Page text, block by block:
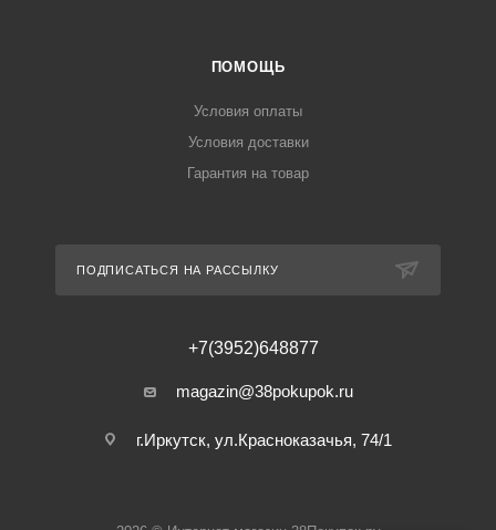
ПОМОЩЬ
Условия оплаты
Условия доставки
Гарантия на товар
ПОДПИСАТЬСЯ НА РАССЫЛКУ
+7(3952)648877
magazin@38pokupok.ru
г.Иркутск, ул.Красноказачья, 74/1